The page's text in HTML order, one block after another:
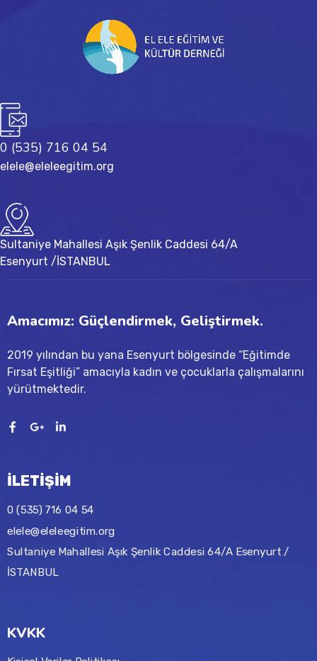
0 (535) 716 04 54
elele@eleleegitim.org
Sultaniye Mahallesi Aşık Şenlik Caddesi 64/A
Esenyurt /İSTANBUL
Amacımız: Güçlendirmek, Geliştirmek.
2019 yılından bu yana Esenyurt bölgesinde “Eğitimde
Fırsat Eşitliği” amacıyla kadın ve çocuklarla çalışmalarını
yürütmektedir.
İLETİŞİM
0 (535) 716 04 54
elele@eleleegitim.org
Sultaniye Mahallesi Aşık Şenlik Caddesi 64/A Esenyurt /
İSTANBUL
KVKK